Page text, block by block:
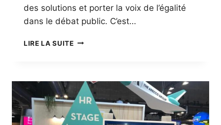
des solutions et porter la voix de l’égalité
dans le débat public. C’est…
LIRE LA SUITELE
:
15
ANS
D’HISTOIRE